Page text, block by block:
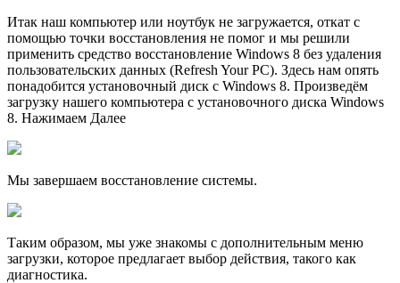
Итак наш компьютер или ноутбук не загружается, откат с
помощью точки восстановления не помог и мы решили
применить средство восстановление Windows 8 без удаления
пользовательских данных (Refresh Your PC). Здесь нам опять
понадобится установочный диск с Windows 8. Произведём
загрузку нашего компьютера с установочного диска Windows
8. Нажимаем Далее
Мы завершаем восстановление системы.
Таким образом, мы уже знакомы с дополнительным меню
загрузки, которое предлагает выбор действия, такого как
диагностика.